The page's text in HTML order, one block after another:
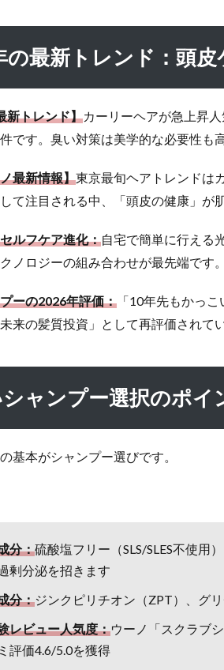
の最新トレンド：頭
新トレンド】カーリーヘアが急上昇
です。臭い対策は美学的な必要性も
最新情報】東京最旬ヘアトレンドは
て注目される中、「頭皮の健康」が
ルフケア進化：自宅で簡単に行える
ノロジーの組み合わせが最先端です。
ーの2026年評価： 「10年先もかっ
来の髪質投資」として再評価されてい
シャンプー選択のポイ
基本がシャンプー選びです。
分：硫酸塩フリー（SLS/SLES不使用
剰分泌を招きます
分：ジンクピリチオン（ZPT）、グ
レビュー人気度：ウーノ「スクラブ
評価4.6/5.0を獲得